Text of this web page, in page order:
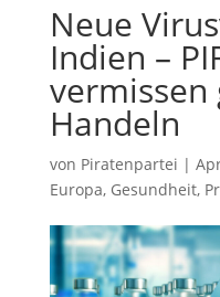
Neue
Indien –
vermissen
Handeln
von Piratenpartei |
Europa, Gesundheit,